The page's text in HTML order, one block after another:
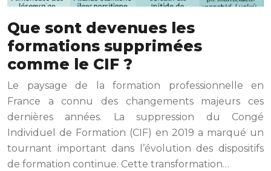
Que sont devenues les
formations supprimées
comme le CIF ?
Le paysage de la formation professionnelle en
France a connu des changements majeurs ces
dernières années. La suppression du Congé
Individuel de Formation (CIF) en 2019 a marqué un
tournant important dans l’évolution des dispositifs
de formation continue. Cette transformation…